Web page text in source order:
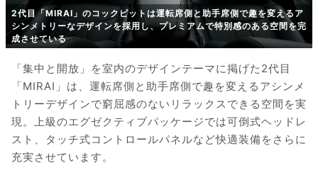
2代目「MIRAI」のコックピットは運転席側と助手席側で趣を変えるア
シンメトリーなデザインを採用し、プレミアムで特別感のある空間を完
成させている
「集中と開放」を室内のデザインテーマに掲げた2代目
「MIRAI」は、運転席側と助手席側で趣を変えるアシンメ
トリーデザインで窮屈感のないリラックスできる空間を実
現。上級のエグゼクティブパッケージでは可倒式ヘッドレ
スト、タッチ式コントロールパネルなど快適装備をさらに
充実させています。